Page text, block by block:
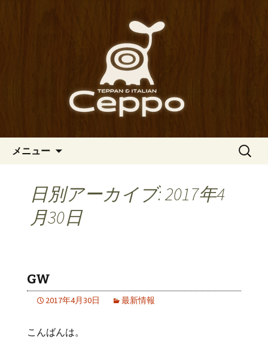
南船場・心斎橋のイタリアン
「Ceppo（チェッポ）」の公式
イタリアン「Ceppo（チェッポ）」。
さまざまなパスタや讃岐オリーブ牛の
ステーキのほか、バルメニューも豊富
にご用意。デートにも一人飲みのお客
様にもぴったりです。
メニュー
検
日別アーカイブ: 2017年4
月30日
GW
2017年4月30日 最新情報
こんばんは。